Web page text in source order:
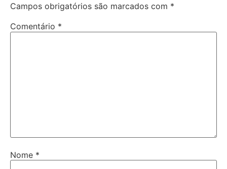
Campos obrigatórios são marcados com *
Comentário *
Nome *